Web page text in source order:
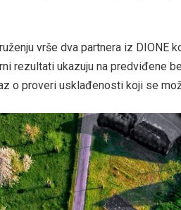
vrše dva partnera iz DIONE
rezultati ukazuju na predviđene
o proveri usklađenosti koji se